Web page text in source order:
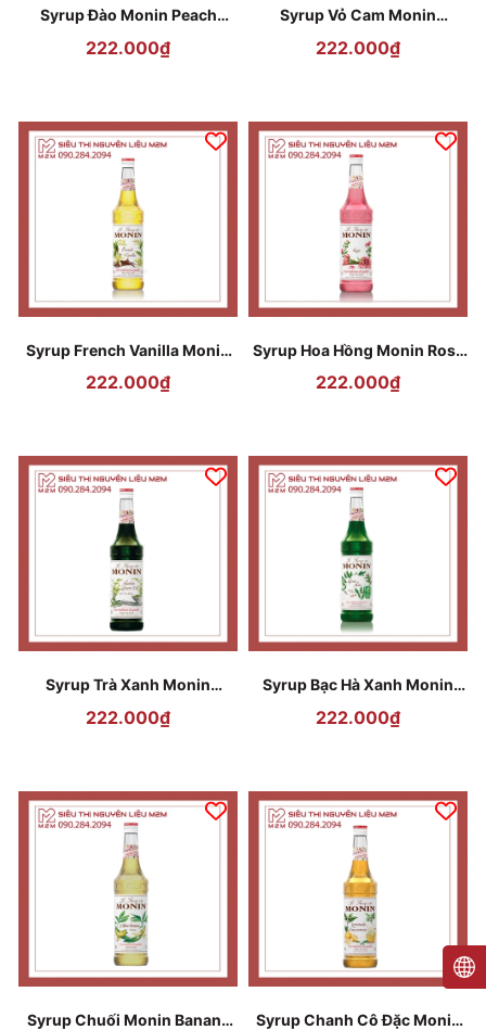
Syrup Đào Monin Peach
222.000₫
Syrup Vỏ Cam Monin
222.000₫
Syrup French Vanilla Monin
222.000₫
Syrup Hoa Hồng Monin Rose
222.000₫
Syrup Trà Xanh Monin
222.000₫
Syrup Bạc Hà Xanh Monin
222.000₫
Syrup Chuối Monin Banana
Syrup Chanh Cô Đặc Monin